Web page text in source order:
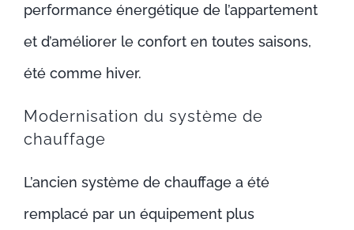
performance énergétique de l’appartement
et d’améliorer le confort en toutes saisons,
été comme hiver.
Modernisation du système de
chauffage
L’ancien système de chauffage a été
remplacé par un équipement plus